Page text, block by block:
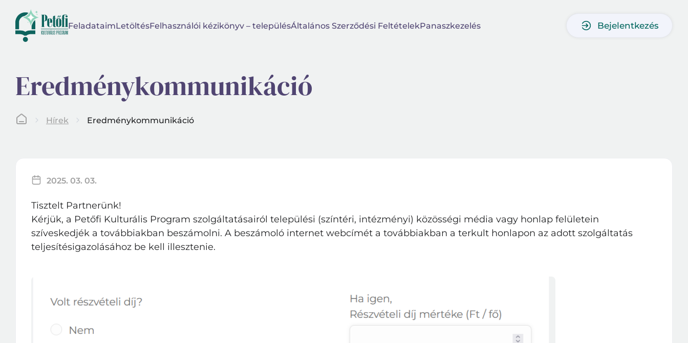
FeladataimLetöltésFelhasználói kézikönyv – településÁltalános Szerződési FeltételekPanaszkezelés Bejelentkezés
Eredménykommunikáció
Hírek Eredménykommunikáció
2025. 03. 03.
Tisztelt Partnerünk!
Kérjük, a Petőfi Kulturális Program szolgáltatásairól települési (színtéri, intézményi) közösségi média vagy honlap felületein
szíveskedjék a továbbiakban beszámolni. A beszámoló internet webcímét a továbbiakban a terkult honlapon az adott szolgáltatás
teljesítésigazolásához be kell illesztenie.